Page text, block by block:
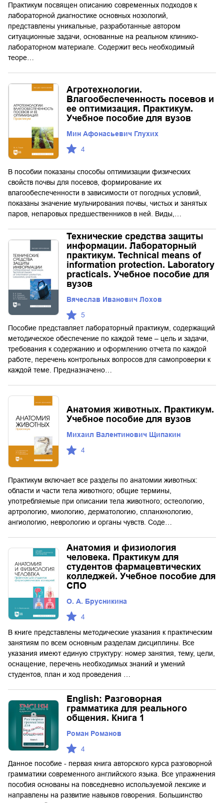
Практикум посвящен описанию современных подходов к
лабораторной диагностике основных нозологий,
представлены уникальные, разработанные автором
ситуационные задачи, основанные на реальном клинико-
лабораторном материале. Содержит весь необходимый
теоре…
Агротехнологии.
Влагообеспеченность посевов и
ее оптимизация. Практикум.
Учебное пособие для вузов
Мин Афонасьевич Глухих
4
В пособии показаны способы оптимизации физических
свойств почвы для посевов, формирование их
влагообеспеченности в зависимости от погодных условий,
показаны значение мульчирования почвы, чистых и занятых
паров, непаровых предшественников в ней. Виды,…
Технические средства защиты
информации. Лабораторный
практикум. Technical means of
information protection. Laboratory
practicals. Учебное пособие для
вузов
Вячеслав Иванович Лохов
5
Пособие представляет лабораторный практикум, содержащий
методическое обеспечение по каждой теме – цель и задачи,
требования к содержанию и оформлению отчета по каждой
работе, перечень контрольных вопросов для самопроверки к
каждой теме. Предназначено…
Анатомия животных. Практикум.
Учебное пособие для вузов
Михаил Валентинович Щипакин
4
Практикум включает все разделы по анатомии животных:
области и части тела животного; общие термины,
употребляемые при описании тела животного; остеологию,
артрологию, миологию, дерматологию, спланхнологию,
ангиологию, неврологию и органы чувств. Соде…
Анатомия и физиология
человека. Практикум для
студентов фармацевтических
колледжей. Учебное пособие для
СПО
О. А. Брусникина
4
В книге представлены методические указания к практическим
занятиям по всем основным разделам дисциплины. Все
указания имеют единую структуру: номер занятия, тему, цели,
оснащение, перечень необходимых знаний и умений
студентов, план и ход проведения …
English: Разговорная
грамматика для реального
общения. Книга 1
Роман Романов
4
Данное пособие - первая книга авторского курса разговорной
грамматики современного английского языка. Все упражнения
пособия основаны на повседневно используемой лексике и
направлены на развитие навыков говорения. Большинство